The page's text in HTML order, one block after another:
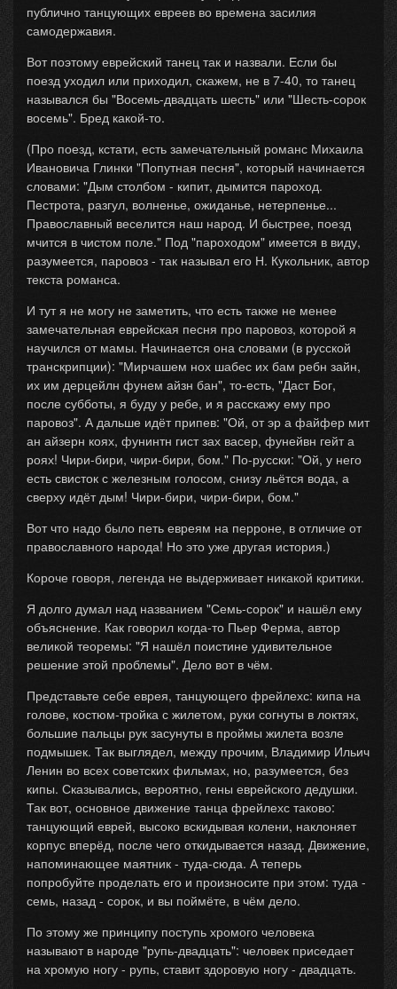
публично танцующих евреев во времена засилия
самодержавия.
Вот поэтому еврейский танец так и назвали. Если бы
поезд уходил или приходил, скажем, не в 7-40, то танец
назывался бы "Восемь-двадцать шесть" или "Шесть-сорок
восемь". Бред какой-то.
(Про поезд, кстати, есть замечательный романс Михаила
Ивановича Глинки "Попутная песня", который начинается
словами: "Дым столбом - кипит, дымится пароход.
Пестрота, разгул, волненье, ожиданье, нетерпенье...
Православный веселится наш народ. И быстрее, поезд
мчится в чистом поле." Под "пароходом" имеется в виду,
разумеется, паровоз - так называл его Н. Кукольник, автор
текста романса.
И тут я не могу не заметить, что есть также не менее
замечательная еврейская песня про паровоз, которой я
научился от мамы. Начинается она словами (в русской
транскрипции): "Мирчашем нох шабес их бам ребн зайн,
их им дерцейлн фунем айзн бан", то-есть, "Даст Бог,
после субботы, я буду у ребе, и я расскажу ему про
паровоз". А дальше идёт припев: "Ой, от эр а файфер мит
ан айзерн коях, фунинтн гист зах васер, фунейвн гейт а
роях! Чири-бири, чири-бири, бом." По-русски: "Ой, у него
есть свисток с железным голосом, снизу льётся вода, а
сверху идёт дым! Чири-бири, чири-бири, бом."
Вот что надо было петь евреям на перроне, в отличие от
православного народа! Но это уже другая история.)
Короче говоря, легенда не выдерживает никакой критики.
Я долго думал над названием "Семь-сорок" и нашёл ему
объяснение. Как говорил когда-то Пьер Ферма, автор
великой теоремы: "Я нашёл поистине удивительное
решение этой проблемы". Дело вот в чём.
Представьте себе еврея, танцующего фрейлехс: кипа на
голове, костюм-тройка с жилетом, руки согнуты в локтях,
большие пальцы рук засунуты в проймы жилета возле
подмышек. Так выглядел, между прочим, Владимир Ильич
Ленин во всех советских фильмах, но, разумеется, без
кипы. Сказывались, вероятно, гены еврейского дедушки.
Так вот, основное движение танца фрейлехс таково:
танцующий еврей, высоко вскидывая колени, наклоняет
корпус вперёд, после чего откидывается назад. Движение,
напоминающее маятник - туда-сюда. А теперь
попробуйте проделать его и произносите при этом: туда -
семь, назад - сорок, и вы поймёте, в чём дело.
По этому же принципу поступь хромого человека
называют в народе "рупь-двадцать": человек приседает
на хромую ногу - рупь, ставит здоровую ногу - двадцать.